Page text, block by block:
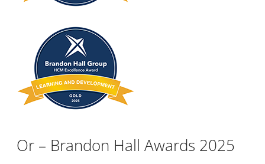
Or – Brandon Hall Awards 2025